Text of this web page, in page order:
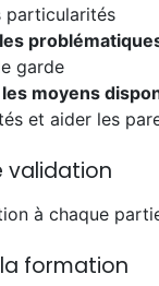
particularités
les
garde
moyens
et aider les
validation
à chaque
formation